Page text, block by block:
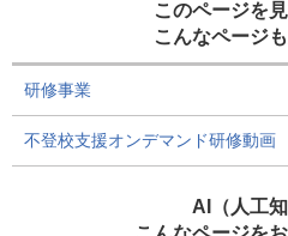
このページを
こんなページ
研修事業
不登校支援オンデマンド研修動画
AI（人工